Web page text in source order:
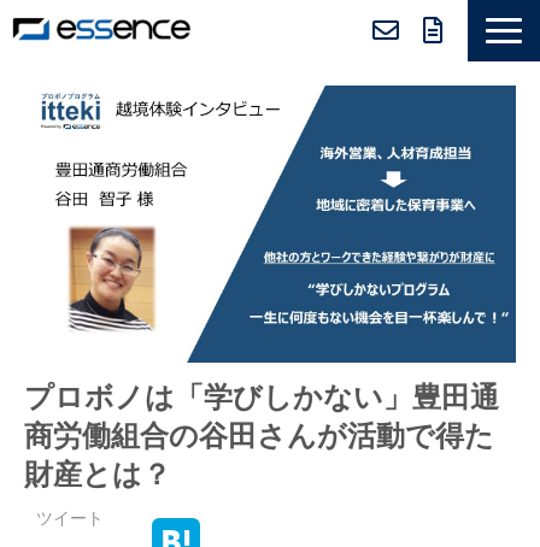
ニュース＆トピックス
会社紹介
導入事例
採用情報
セミナー＆コラム
プロボノは「学びしかない」豊田通
商労働組合の谷田さんが活動で得た
財産とは？
ツイート